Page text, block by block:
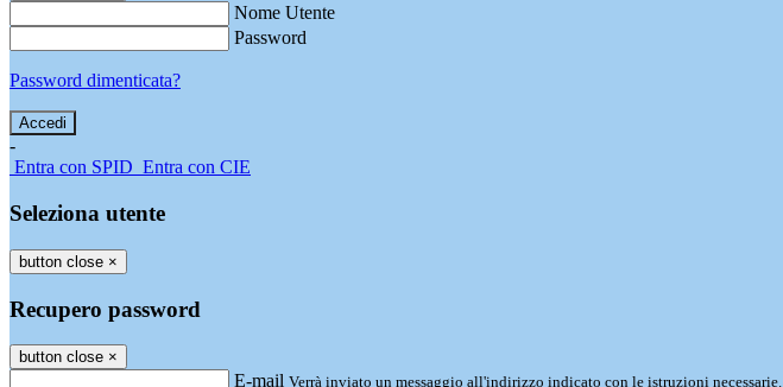
Nome Utente
Password
Password dimenticata?
-
Entra con SPID Entra con CIE
Seleziona utente
button close ×
Recupero password
button close ×
E-mail Verrà inviato un messaggio all'indirizzo indicato con le istruzioni necessarie.